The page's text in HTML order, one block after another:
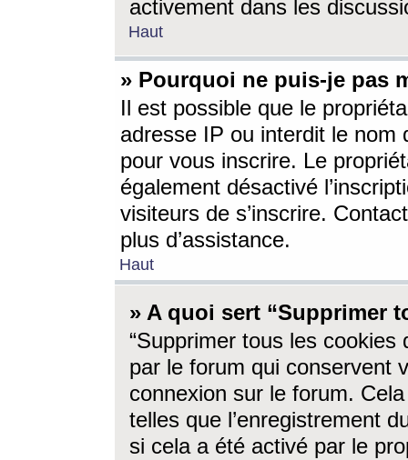
activement dans les
Haut
» Pourquoi ne puis-je pas
Il est possible que le
adresse IP ou interdit le nom
pour vous inscrire. Le
également désactivé
visiteurs de s’inscrire.
plus d’assistance.
Haut
» A quoi sert “Supprimer
“Supprimer tous les cookies
par le forum qui conservent
connexion sur le forum.
telles que l’enregistrement
si cela a été activé par le